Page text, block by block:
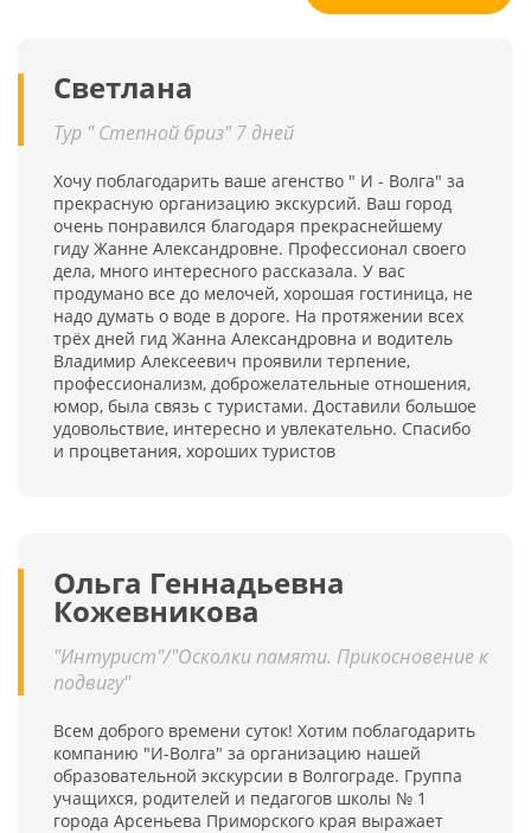
Светлана
Тур " Степной бриз" 7 дней
Хочу поблагодарить ваше агенство " И - Волга" за
прекрасную организацию экскурсий. Ваш город
очень понравился благодаря прекраснейшему
гиду Жанне Александровне. Профессионал своего
дела, много интересного рассказала. У вас
продумано все до мелочей, хорошая гостиница, не
надо думать о воде в дороге. На протяжении всех
трёх дней гид Жанна Александровна и водитель
Владимир Алексеевич проявили терпение,
профессионализм, доброжелательные отношения,
юмор, была связь с туристами. Доставили большое
удовольствие, интересно и увлекательно. Спасибо
и процветания, хороших туристов
Ольга Геннадьевна
Кожевникова
"Интурист"/"Осколки памяти. Прикосновение к
подвигу"
Всем доброго времени суток! Хотим поблагодарить
компанию "И-Волга" за организацию нашей
образовательной экскурсии в Волгограде. Группа
учащихся, родителей и педагогов школы № 1
города Арсеньева Приморского края выражает